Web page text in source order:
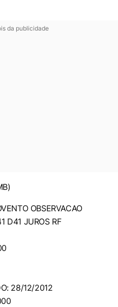
da publicidade
OBSERVACAO
D41 JUROS RF
28/12/2012